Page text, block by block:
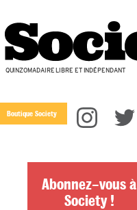
QUINZOMADAIRE LIBRE ET INDÉPENDANT
Boutique Society
Abonnez-vous à
Society !